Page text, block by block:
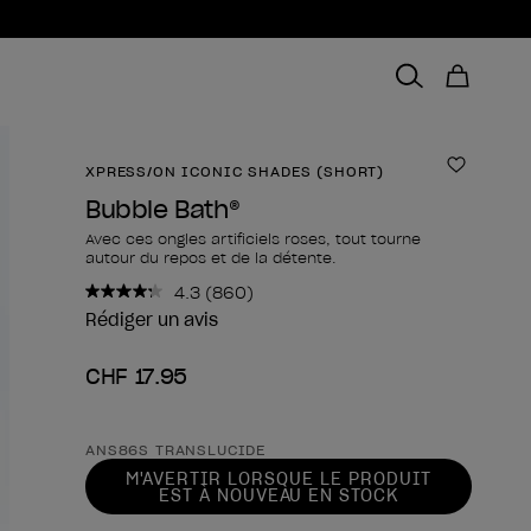
XPRESS/ON ICONIC SHADES (SHORT)
Bubble Bath®
Avec ces ongles artificiels roses, tout tourne
autour du repos et de la détente.
4.3 Lire
860
(860)
Rédiger un avis
CHF 17.95
Forme du produit
ANS86S TRANSLUCIDE
M'AVERTIR LORSQUE LE PRODUIT
EST À NOUVEAU EN STOCK